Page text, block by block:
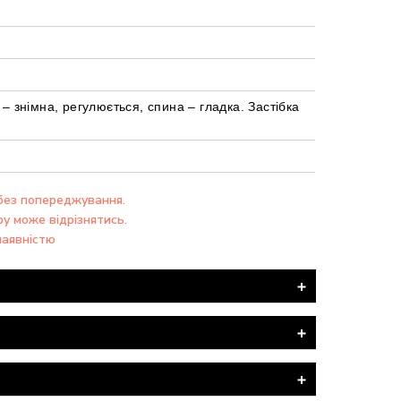
знімна, регулюється, спина – гладка. Застібка
попереджування.
може відрізнятись.
- узгоджуйте це заздалегідь з нашим